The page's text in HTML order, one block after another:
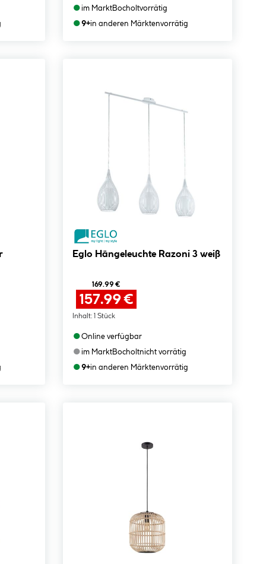
●im MarktBocholtvorrätig
●9+in anderen Märktenvorrätig
Eglo Hängeleuchte Razoni 3 weiß
169.99 €
157.99 €
Inhalt: 1 Stück
●Online verfügbar
●im MarktBocholtnicht vorrätig
●9+in anderen Märktenvorrätig